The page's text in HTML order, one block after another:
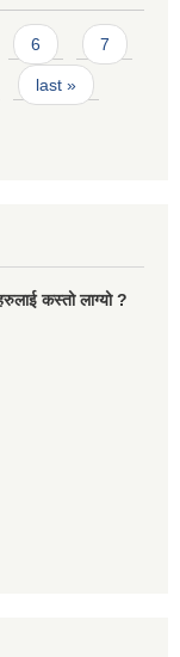
6 7
last »
कस्तो लाग्यो ?